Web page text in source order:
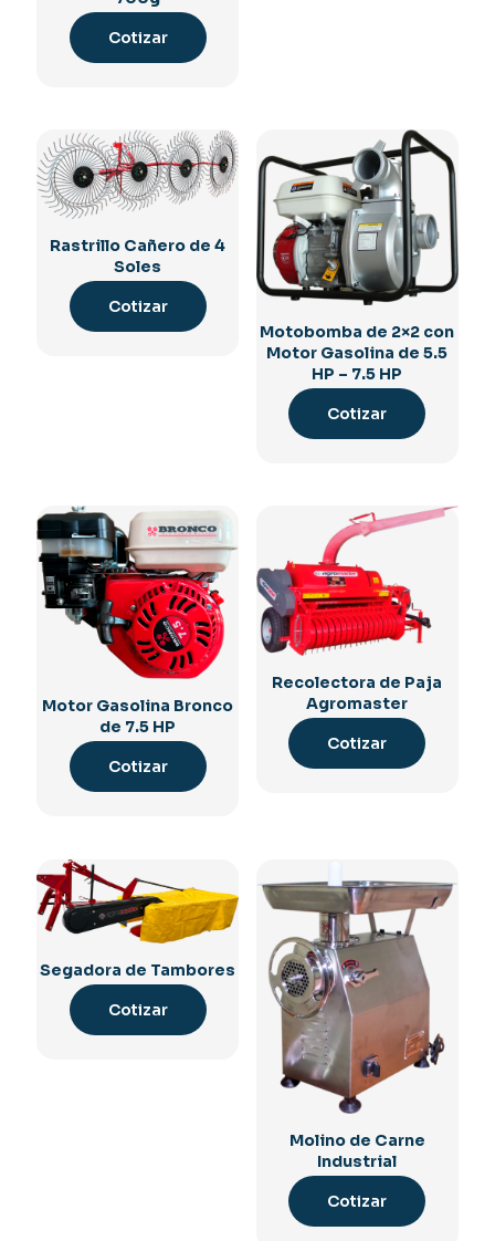
Cotizar
Rastrillo Cañero de 4
Soles
Cotizar
Motobomba de 2×2 con
Motor Gasolina de 5.5
HP – 7.5 HP
Cotizar
Motor Gasolina Bronco
de 7.5 HP
Cotizar
Recolectora de Paja
Agromaster
Cotizar
Segadora de Tambores
Cotizar
Molino de Carne
Industrial
Cotizar